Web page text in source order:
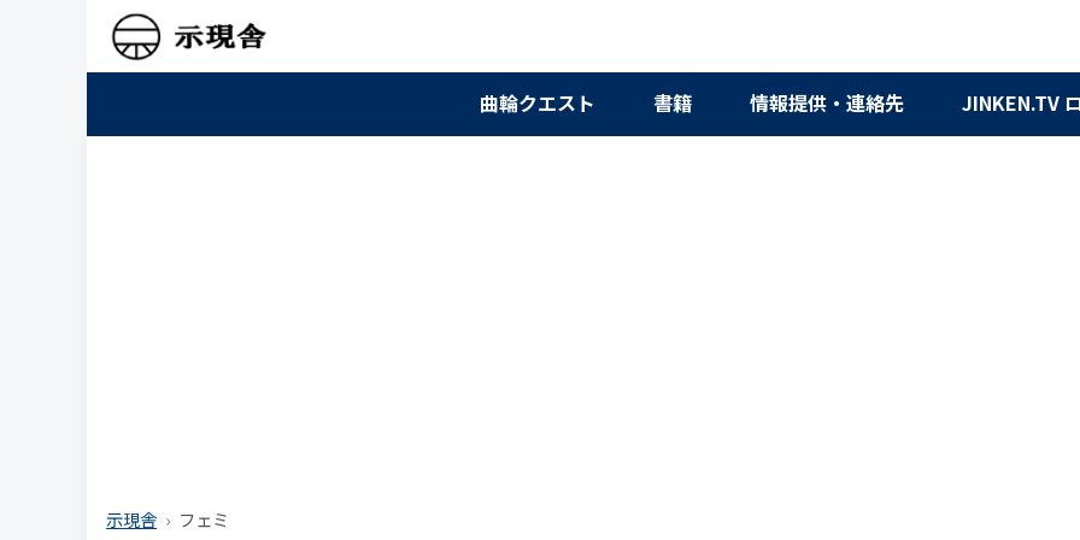
曲輪クエスト 書籍 情報提供・連絡先 JINKEN.TV
示現舎 フェミ